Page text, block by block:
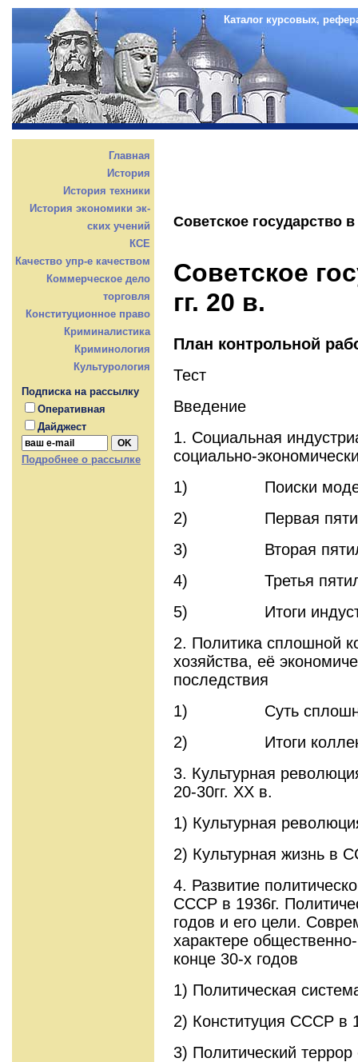
Каталог курсовых,
Главная
История
История техники
История экономики эк-
ских учений
КСЕ
Качество упр-е качеством
Коммерческое дело
торговля
Конституционное право
Криминалистика
Криминология
Культурология
Подписка на рассылку
Оперативная
Дайджест
Подробнее о рассылке
Советское государство в
Советское
гг. 20 в.
План контрольной
Тест
Введение
1. Социальная
социально-
1) Поиски модели
2) Первая
3) Вторая
4) Третья
5) Итоги
2. Политика сплошной
хозяйства, её
последствия
1) Суть сплошной
2) Итоги
3. Культурная
20-30гг. XX в.
1) Культурная
2) Культурная жизнь в
4. Развитие
СССР в 1936г.
годов и его цели.
характере
конце 30-х годов
1) Политическая
2) Конституция СССР в
3) Политический